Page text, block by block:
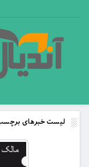
لیست خبرهای